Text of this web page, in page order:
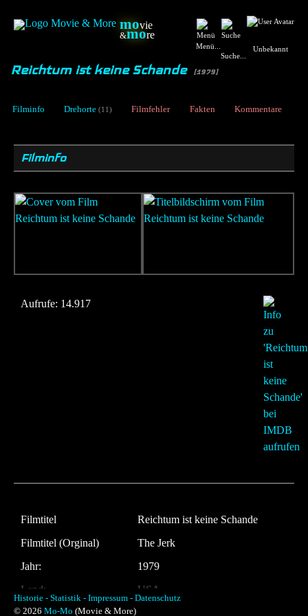
movie
&more
Menü...
Suche...
Unbekannt
Reichtum ist keine Schande [1979]
Filminfo Drehorte (11) Filmfehler Fakten Kommentare
Filminfo
Aufrufe: 14.917
Filmtitel
Reichtum ist keine Schande
Filmtitel (Orginal)
The Jerk
Jahr:
1979
Land:
USA
Laufzeit:
Historie - Statistik - Impressum - Datenschutz
© 2026 Mo-Mo (Movie & More)